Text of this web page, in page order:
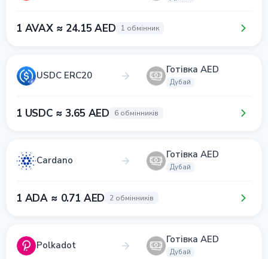
1 AVAX ≈ 24.15 AED 1 обмінник
USDC ERC20 Готівка AED
Дубай
1 USDC ≈ 3.65 AED 6 обмінників
Cardano Готівка AED
Дубай
1 ADA ≈ 0.71 AED 2 обмінників
Polkadot Готівка AED
Дубай